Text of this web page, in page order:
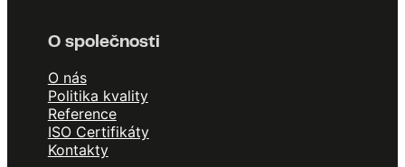
O společnosti
O nás
Politika kvality
Reference
ISO Certifikáty
Kontakty